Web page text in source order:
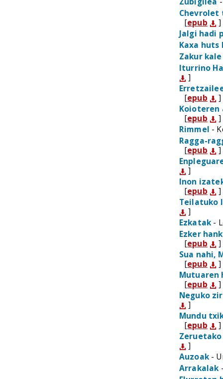
Chevrolet
[epub
]
Jalgi hadi
Kaxa huts
Zakur kale
Iturrino
]
[epub
]
Koioteren
[epub
]
Rimmel -
Ragga-
[epub
]
]
Inon
[epub
]
Teilatuko
]
Ezkatak-
Ezker
[epub
]
Sua nahi,
[epub
]
Mutuaren
[epub
]
Neguko
]
Mundu
[epub
]
]
Auzoak-
Arrakalak